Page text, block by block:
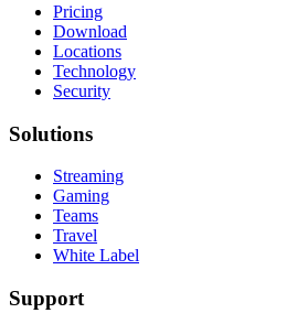
Pricing
Download
Locations
Technology
Security
Solutions
Streaming
Gaming
Teams
Travel
White Label
Support